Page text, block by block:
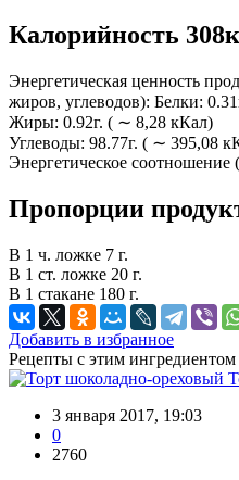
Калорийность
Энергетическая ценность
жиров, углеводов): Белки:
Жиры: 0.92г. ( ∼ 8,28 кКал)
Углеводы: 98.77г. ( ∼ 395,08
Энергетическое соотношение
Пропорции
В 1 ч. ложке 7 г.
В 1 ст. ложке 20 г.
В 1 стакане 180 г.
Добавить в избранное
Рецепты с этим ингредиентом
3 января 2017, 19:03
0
2760